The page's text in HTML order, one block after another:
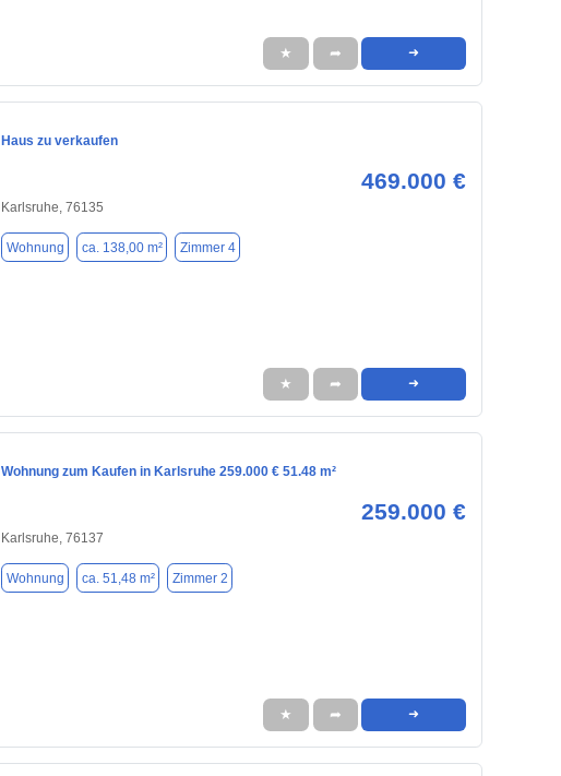
★ ➦ ➜
Haus zu verkaufen
469.000 €
Karlsruhe, 76135
Wohnung ca. 138,00 m² Zimmer 4
★ ➦ ➜
Wohnung zum Kaufen in Karlsruhe 259.000 € 51.48 m²
259.000 €
Karlsruhe, 76137
Wohnung ca. 51,48 m² Zimmer 2
★ ➦ ➜